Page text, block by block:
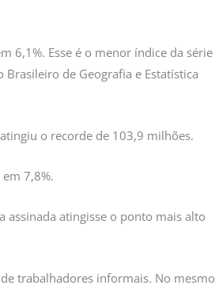
6,1%. Esse é o menor índice da série
de Geografia e Estatística
o recorde de 103,9 milhões.
7,8%.
atingisse o ponto mais alto
trabalhadores informais. No mesmo